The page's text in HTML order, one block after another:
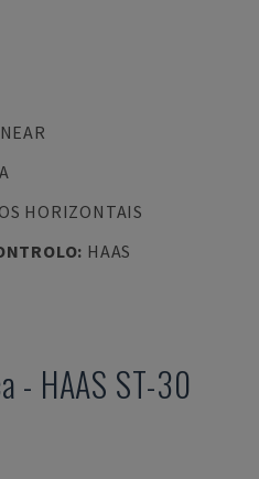
HORIZONTAIS
: HAAS
- HAAS ST-30